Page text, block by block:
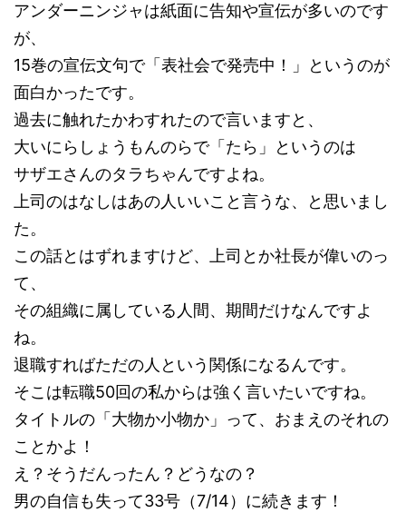
アンダーニンジャは紙面に告知や宣伝が多いのです
が、
15巻の宣伝文句で「表社会で発売中！」というのが
面白かったです。
過去に触れたかわすれたので言いますと、
大いにらしょうもんのらで「たら」というのは
サザエさんのタラちゃんですよね。
上司のはなしはあの人いいこと言うな、と思いまし
た。
この話とはずれますけど、上司とか社長が偉いのっ
て、
その組織に属している人間、期間だけなんですよ
ね。
退職すればただの人という関係になるんです。
そこは転職50回の私からは強く言いたいですね。
タイトルの「大物か小物か」って、おまえのそれの
ことかよ！
え？そうだんったん？どうなの？
男の自信も失って33号（7/14）に続きます！